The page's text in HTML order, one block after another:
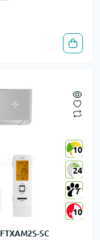
10
24
7
10
10
24
7
10
SC